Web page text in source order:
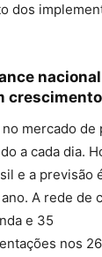
dos
crescimento
mercado de
a cada dia.
e a previsão
A rede de
e 35
nos